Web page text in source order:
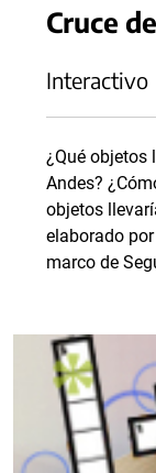
Cruce
Interactivo
¿Qué objetos
Andes?
objetos
elaborado
marco de